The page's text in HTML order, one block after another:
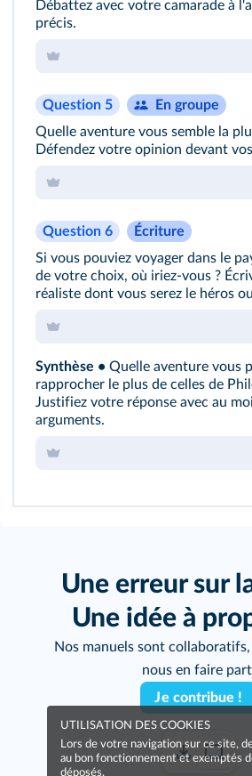
Débattez avec votre camarade à
précis.
Question 5
En groupe
Quelle aventure vous semble la
Défendez votre opinion devant
Question 6
Écriture
Si vous pouviez voyager dans le
de votre choix, où iriez-vous ?
réaliste dont vous serez le héros
Synthèse • Quelle aventure vous
rapprocher le plus de celles de
Justifiez votre réponse avec au
arguments.
Une erreur sur
Une idée à
Nos manuels sont collaboratifs,
nous en faire
Je contribue !
UTILISATION DES COOKIES
Lors de votre navigation sur ce site,
au bon fonctionnement et exemptés
déposés.